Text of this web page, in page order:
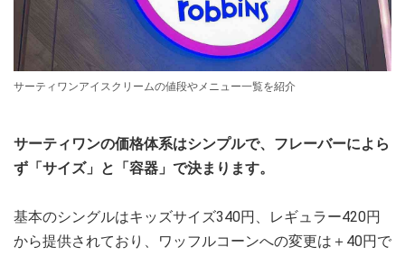
サーティワンアイスクリームの値段やメニュー一覧を紹介
サーティワンの価格体系はシンプルで、フレーバーによら
ず「サイズ」と「容器」で決まります。
基本のシングルはキッズサイズ340円、レギュラー420円
から提供されており、ワッフルコーンへの変更は＋40円で